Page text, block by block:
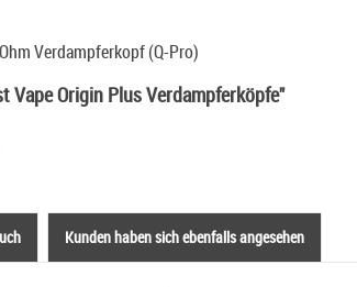
Verdampferkopf (Q-Pro)
Vape Origin Plus Verdampferköpfe"
Kunden haben sich ebenfalls angesehen